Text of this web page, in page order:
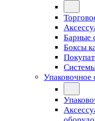
Барные
Боксы
Упаковочное